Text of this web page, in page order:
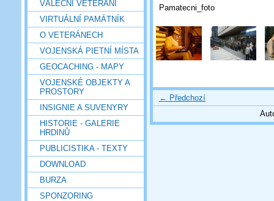
VÁLEČNÍ VETERÁNI
VIRTUÁLNÍ PAMÁTNÍK
O VETERÁNECH
VOJENSKÁ PIETNÍ MÍSTA
GEOCACHING - MAPY
VOJENSKÉ OBJEKTY A
PROSTORY
INSIGNIE A SUVENYRY
HISTORIE - GALERIE
HRDINŮ
PUBLICISTIKA - TEXTY
DOWNLOAD
BURZA
SPONZORING
Pamatecni_foto
← Předchozí